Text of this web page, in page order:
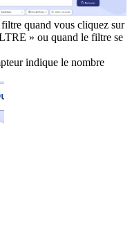
quand vous cliquez sur
» ou quand le filtre se
indique le nombre